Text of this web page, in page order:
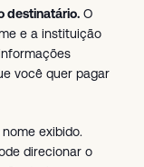
destinatário. O
e a instituição
você quer pagar
exibido.
direcionar o